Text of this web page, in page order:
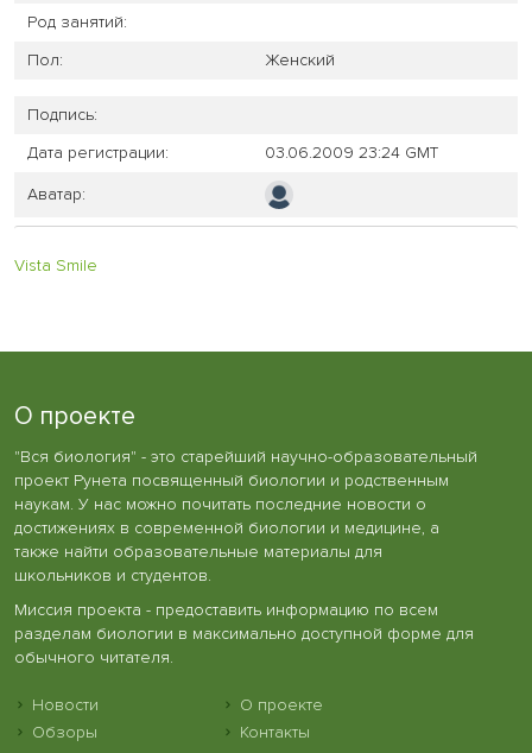
Род занятий:
Пол:
Женский
Подпись:
Дата регистрации:
03.06.2009 23:24 GMT
Аватар:
Vista Smile
О проекте
"Вся биология" - это старейший научно-образовательный
проект Рунета посвященный биологии и родственным
наукам. У нас можно почитать последние новости о
достижениях в современной биологии и медицине, а
также найти образовательные материалы для
школьников и студентов.
Миссия проекта - предоставить информацию по всем
разделам биологии в максимально доступной форме для
обычного читателя.
Новости
Обзоры
О проекте
Контакты